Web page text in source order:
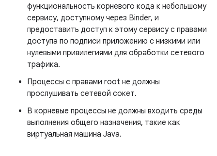
функциональность корневого кода к небольшому
сервису, доступному через Binder, и
предоставить доступ к этому сервису с правами
доступа по подписи приложению с низкими или
нулевыми привилегиями для обработки сетевого
трафика.
Процессы с правами root не должны
прослушивать сетевой сокет.
В корневые процессы не должны входить среды
выполнения общего назначения, такие как
виртуальная машина Java.